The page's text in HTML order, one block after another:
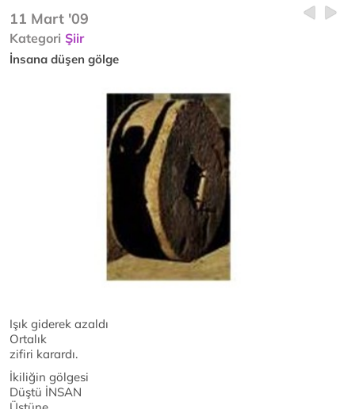
11 Mart '09
Kategori Şiir
İnsana düşen gölge
Işık giderek azaldı
Ortalık
zifiri karardı.
İkiliğin gölgesi
Düştü İNSAN